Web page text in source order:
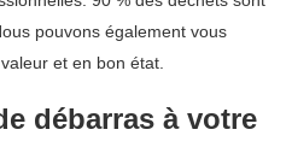
pouvons également vous
et en bon état.
débarras à votre